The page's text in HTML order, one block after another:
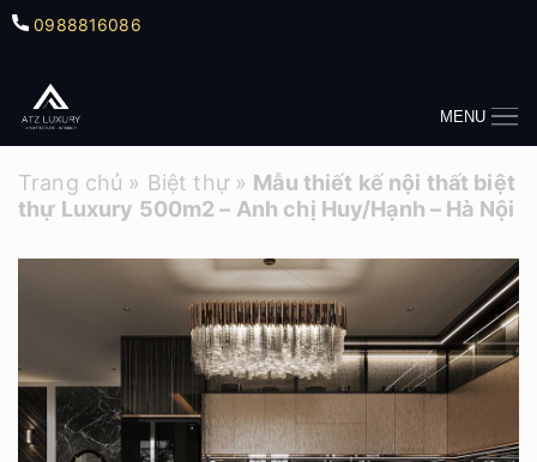
0988816086
MENU
Trang chủ » Biệt thự» Mẫu thiết kế nội thất biệt
thự Luxury 500m2 – Anh chị Huy/Hạnh – Hà Nội